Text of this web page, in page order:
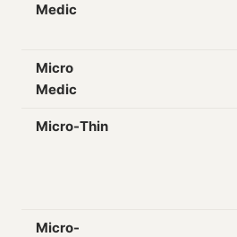
Medic
Micro
Medic
Micro-Thin
Micro-